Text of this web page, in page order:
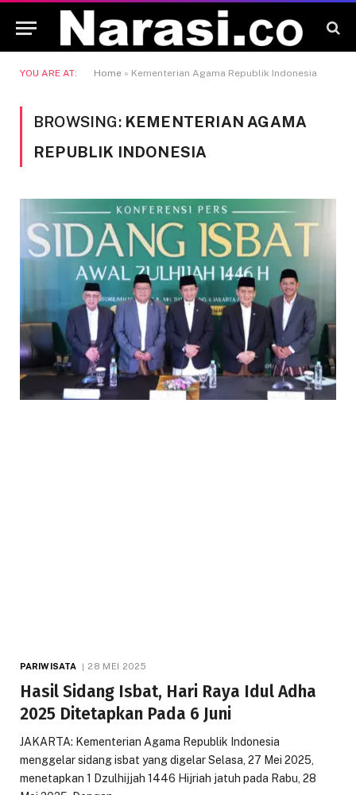
YOU ARE AT: Home » Kementerian Agama Republik Indonesia
BROWSING: KEMENTERIAN AGAMA
REPUBLIK INDONESIA
PARIWISATA 28 MEI 2025
Hasil Sidang Isbat, Hari Raya Idul Adha
2025 Ditetapkan Pada 6 Juni
JAKARTA: Kementerian Agama Republik Indonesia
menggelar sidang isbat yang digelar Selasa, 27 Mei 2025,
menetapkan 1 Dzulhijjah 1446 Hijriah jatuh pada Rabu, 28